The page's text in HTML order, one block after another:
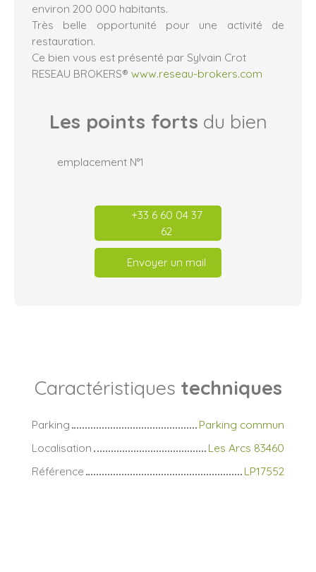
environ 200 000 habitants.
Très belle opportunité pour une activité de
restauration.
Ce bien vous est présenté par Sylvain Crot
RESEAU BROKERS® www.reseau-brokers.com
Les points forts du bien
emplacement N°1
+33 6 60 04 37
62
Envoyer un mail
Caractéristiques techniques
Parking
Parking commun
Localisation
Les Arcs 83460
Référence
LP17552